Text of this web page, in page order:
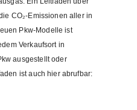
CO₂-Emissionen aller in
Pkw-Modelle ist
Verkaufsort in
ausgestellt oder
ist auch hier abrufbar: